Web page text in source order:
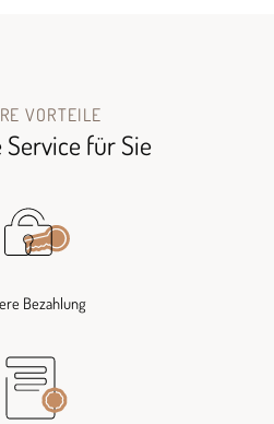
VORTEILE
Service für Sie
Bezahlung